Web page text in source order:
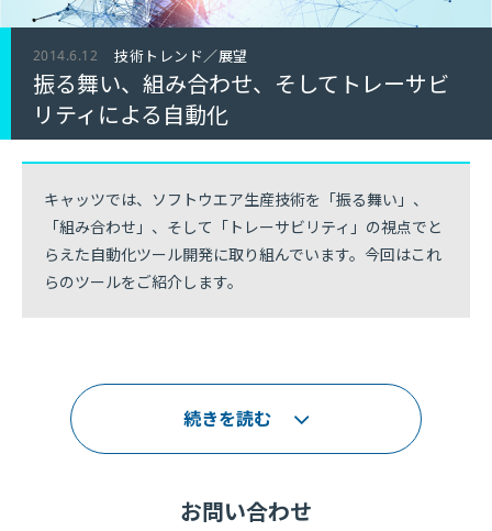
2014.6.12 技術トレンド／展望
振る舞い、組み合わせ、そしてトレーサビ
リティによる自動化
キャッツでは、ソフトウエア生産技術を「振る舞い」、
「組み合わせ」、そして「トレーサビリティ」の視点でと
らえた自動化ツール開発に取り組んでいます。今回はこれ
らのツールをご紹介します。
続きを読む
お問い合わせ